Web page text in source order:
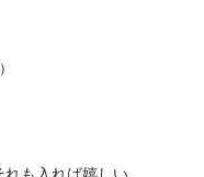
も入れば嬉しい。